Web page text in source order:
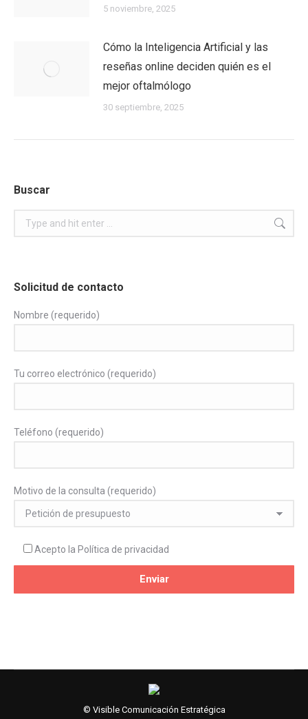
5 noviembre, 2025
Cómo la Inteligencia Artificial y las
reseñas online deciden quién es el
mejor oftalmólogo
30 septiembre, 2025
Buscar
Search:
Solicitud de contacto
Nombre (requerido)
Tu correo electrónico (requerido)
Teléfono (requerido)
Motivo de la consulta (requerido)
Acepto la Política de privacidad
© Visible Comunicación Estratégica